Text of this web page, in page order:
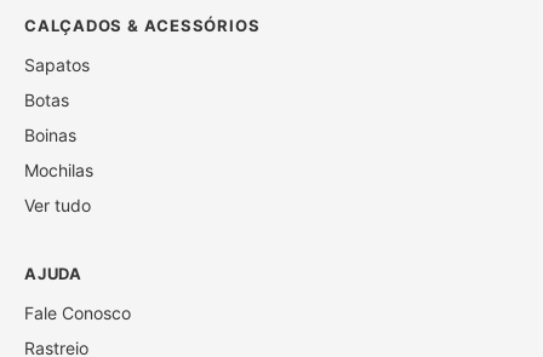
CALÇADOS & ACESSÓRIOS
Sapatos
Botas
Boinas
Mochilas
Ver tudo
AJUDA
Fale Conosco
Rastreio